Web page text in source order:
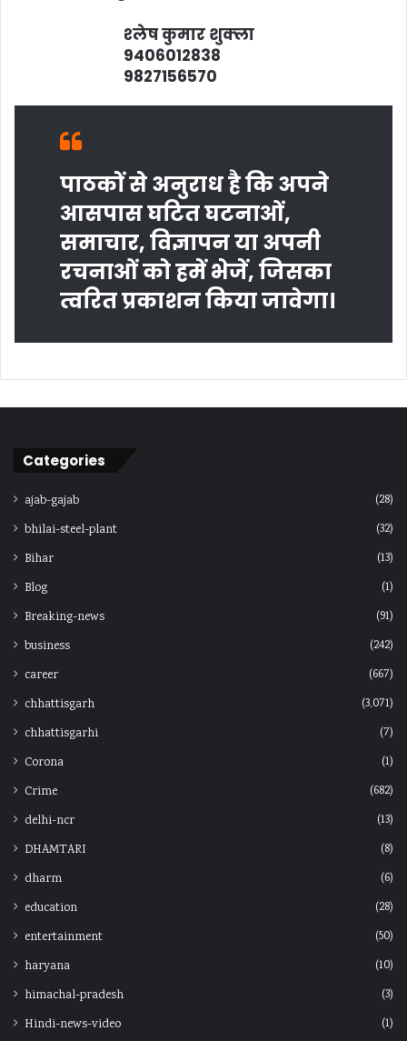
श्‍लेष कुमार शुक्‍ला
9406012838
9827156570
पाठकों से अनुराध है कि अपने
आसपास घटित घटनाओं,
समाचार, विज्ञापन या अपनी
रचनाओं को हमें भेजें, जिसका
त्‍वरित प्रकाशन किया जावेगा।
Categories
ajab-gajab
(28)
bhilai-steel-plant
(32)
Bihar
(13)
Blog
(1)
Breaking-news
(91)
business
(242)
career
(667)
chhattisgarh
(3,071)
chhattisgarhi
(7)
Corona
(1)
Crime
(682)
delhi-ncr
(13)
DHAMTARI
(8)
dharm
(6)
education
(28)
entertainment
(50)
haryana
(10)
himachal-pradesh
(3)
Hindi-news-video
(1)